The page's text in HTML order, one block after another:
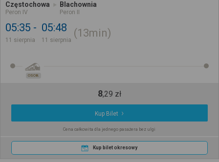
Częstochowa
Peron IV
Blachownia
Peron II
05:35
11 sierpnia
05:48
11 sierpnia
13min
OSOB.
8,29 zł
Kup Bilet
Cena całkowita dla jednego pasażera bez ulgi
Kup bilet okresowy